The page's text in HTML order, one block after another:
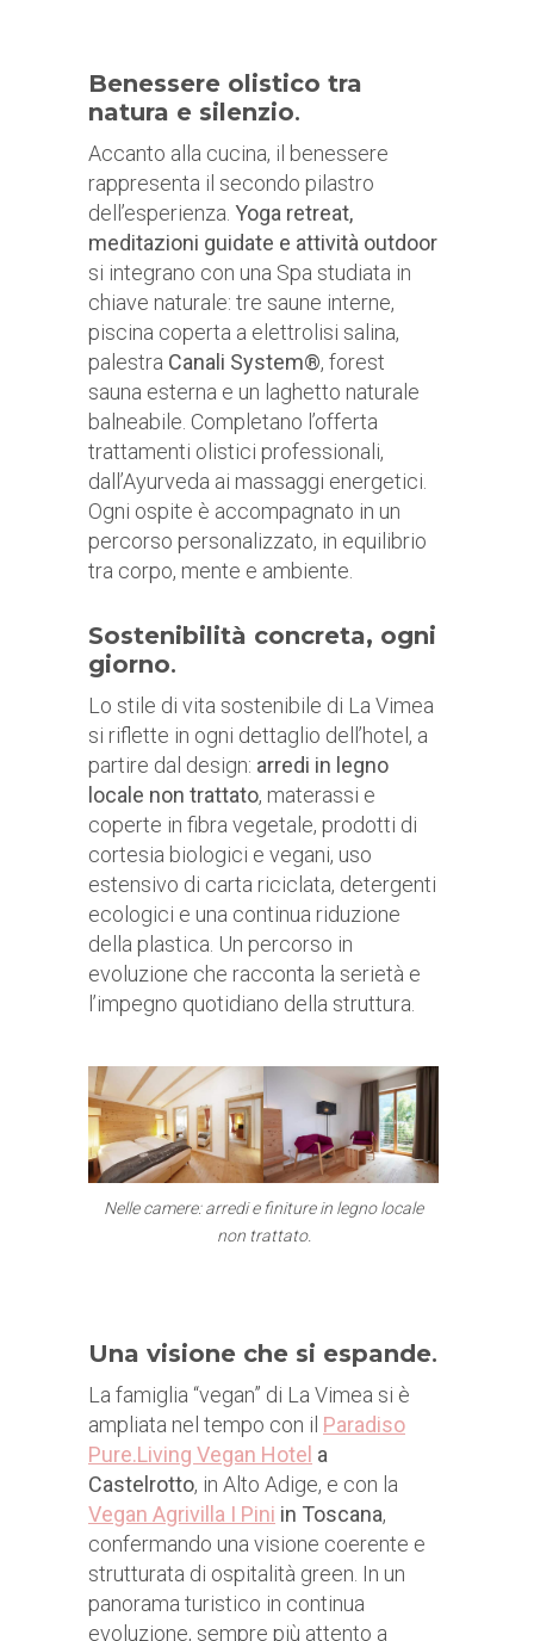
Benessere olistico tra
natura e silenzio.
Accanto alla cucina, il benessere
rappresenta il secondo pilastro
dell’esperienza. Yoga retreat,
meditazioni guidate e attività outdoor
si integrano con una Spa studiata in
chiave naturale: tre saune interne,
piscina coperta a elettrolisi salina,
palestra Canali System®, forest
sauna esterna e un laghetto naturale
balneabile. Completano l’offerta
trattamenti olistici professionali,
dall’Ayurveda ai massaggi energetici.
Ogni ospite è accompagnato in un
percorso personalizzato, in equilibrio
tra corpo, mente e ambiente.
Sostenibilità concreta, ogni
giorno.
Lo stile di vita sostenibile di La Vimea
si riflette in ogni dettaglio dell’hotel, a
partire dal design: arredi in legno
locale non trattato, materassi e
coperte in fibra vegetale, prodotti di
cortesia biologici e vegani, uso
estensivo di carta riciclata, detergenti
ecologici e una continua riduzione
della plastica. Un percorso in
evoluzione che racconta la serietà e
l’impegno quotidiano della struttura.
Nelle camere: arredi e finiture in legno locale
non trattato.
Una visione che si espande.
La famiglia “vegan” di La Vimea si è
ampliata nel tempo con il Paradiso
Pure.Living Vegan Hotel a
Castelrotto, in Alto Adige, e con la
Vegan Agrivilla I Pini in Toscana,
confermando una visione coerente e
strutturata di ospitalità green. In un
panorama turistico in continua
evoluzione, sempre più attento a